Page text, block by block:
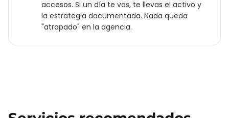
accesos. Si un día te vas, te llevas el activo y
la estrategia documentada. Nada queda
"atrapado" en la agencia.